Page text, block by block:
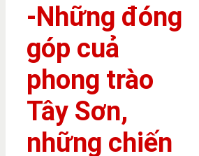
-Những đóng
góp cuả
phong trào
Tây Sơn,
những chiến